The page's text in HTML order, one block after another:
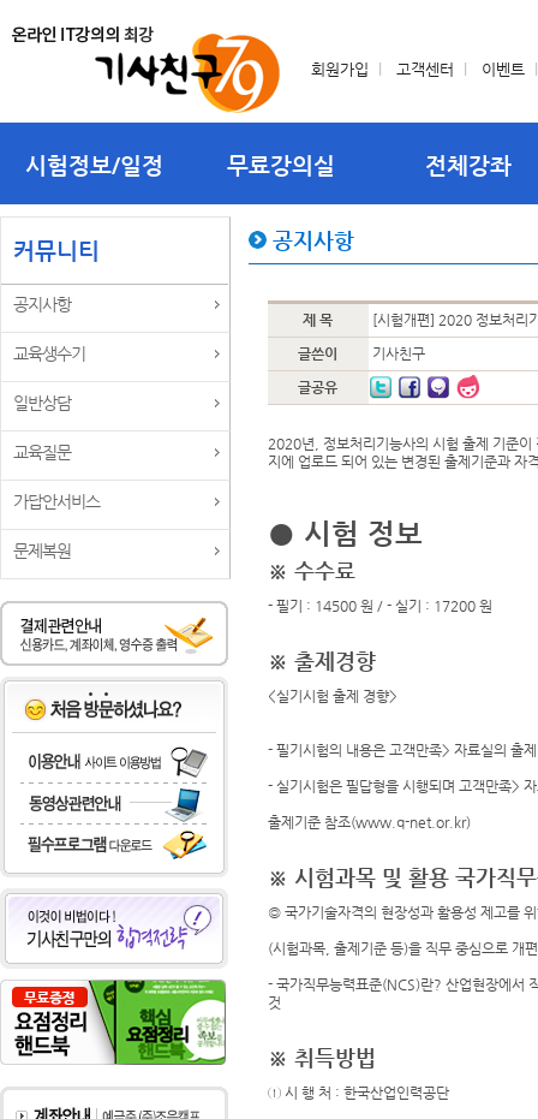
회원가입 고객센터 이벤트
시험정보/일정 무료강의실 전체강좌
커뮤니티
공지사항
교육생수기
일반상담
교육질문
가답안서비스
문제복원
공지사항
제 목
[시험개편] 2020 정보처리
글쓴이
기사친구
글공유
2020년, 정보처리기능사의 시험 출제 기준
지에 업로드 되어 있는 변경된 출제기준과 자
● 시험 정보
※ 수수료
- 필기 : 14500 원 / - 실기 : 17200 원
※ 출제경향
<실기시험 출제 경향>
- 필기시험의 내용은 고객만족> 자료실의 출
- 실기시험은 필답형을 시행되며 고객만족>
출제기준 참조(www.q-net.or.kr)
※ 시험과목 및 활용 국가직
◎ 국가기술자격의 현장성과 활용성 제고를
(시험과목, 출제기준 등)을 직무 중심으로
- 국가직무능력표준(NCS)란? 산업현장에서
것
※ 취득방법
① 시 행 처 : 한국산업인력공단